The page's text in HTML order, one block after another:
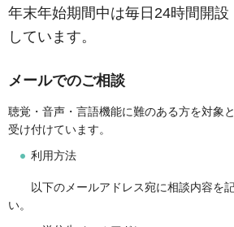
年末年始期間中は毎日24時間開設
しています。
メールでのご相談
聴覚・音声・言語機能に難のある方を対象
受け付けています。
利用方法
以下のメールアドレス宛に相談内容を記
い。